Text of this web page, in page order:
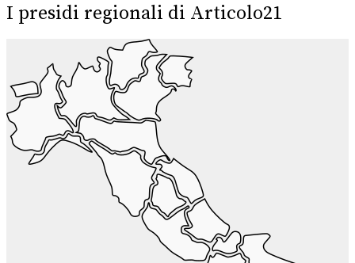
I presidi regionali di Articolo21